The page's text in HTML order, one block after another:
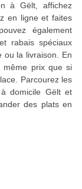
à Gëlt, affichez
en ligne et faites
également
rabais spéciaux
ou la livraison. En
même prix que si
Parcourez les
domicile Gëlt et
des plats en